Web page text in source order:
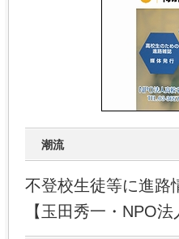
潮流
不登校生徒等に進路
【玉田秀一・NPO